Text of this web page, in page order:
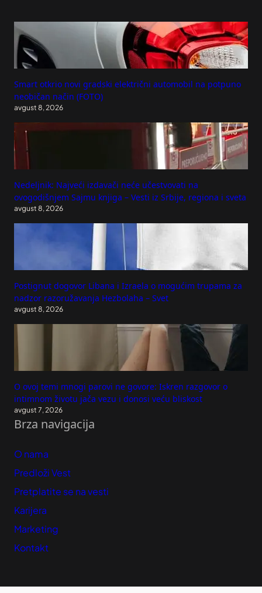
Smart otkrio novi gradski električni automobil na potpuno
neobičan način (FOTO)
avgust 8, 2026
Nedeljnik: Najveći izdavači neće učestvovati na
ovogodišnjem Sajmu knjiga – Vesti iz Srbije, regiona i sveta
avgust 8, 2026
Postignut dogovor Libana i Izraela o mogućim trupama za
nadzor razoružavanja Hezbolaha – Svet
avgust 8, 2026
O ovoj temi mnogi parovi ne govore: Iskren razgovor o
intimnom životu jača vezu i donosi veću bliskost
avgust 7, 2026
Brza navigacija
O nama
Predloži Vest
Pretplatite se na vesti
Karijera
Marketing
Kontakt